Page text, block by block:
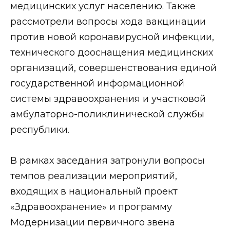
медицинских услуг населению. Также
рассмотрели вопросы хода вакцинации
против новой коронавирусной инфекции,
технического дооснащения медицинских
организаций, совершенствования единой
государственной информационной
системы здравоохранения и участковой
амбулаторно-поликлинической службы
республики.
В рамках заседания затронули вопросы
темпов реализации мероприятий,
входящих в национальный проект
«Здравоохранение» и программу
Модернизации первичного звена